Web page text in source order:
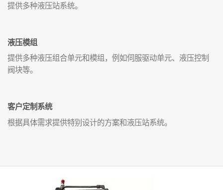
提供多种液压站系统。
液压模组
提供多种液压组合单元和模组，例如伺服驱动单元、液压控制
阀块等。
客户定制系统
根据具体需求提供特别设计的方案和液压站系统。